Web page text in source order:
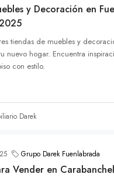
y Decoración en
tiendas de muebles y
nuevo hogar. Encuentra
con estilo.
Darek
Grupo Darek Fuenlabrada
Vender en